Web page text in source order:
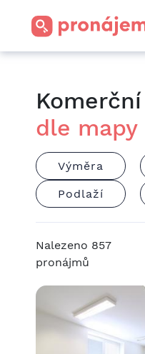
dle mapy
Výměra
Podlaží
Nalezeno 857
pronájmů